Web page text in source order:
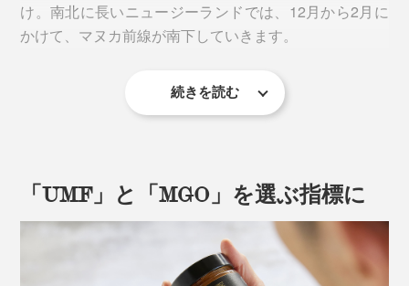
コンビニやドラックストアでも見かける「マヌカハニ
ー」入りのど飴と一体何が違うの？と思ったら、パッケ
ージの「原材料名」を見てください。
け。南北に長いニュージーランドでは、12月から2月に
かけて、マヌカ前線が南下していきます。
続きを読む
「UMF」と「MGO」を選ぶ指標に